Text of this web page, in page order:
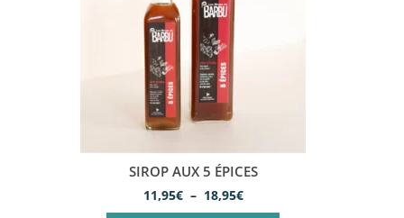
SIROP AUX 5 ÉPICES
11,95€ – 18,95€